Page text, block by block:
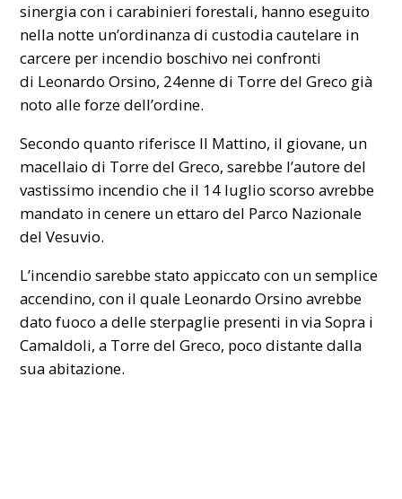
sinergia con i carabinieri forestali, hanno eseguito
nella notte un’ordinanza di custodia cautelare in
carcere per incendio boschivo nei confronti
di Leonardo Orsino, 24enne di Torre del Greco già
noto alle forze dell’ordine.
Secondo quanto riferisce Il Mattino, il giovane, un
macellaio di Torre del Greco, sarebbe l’autore del
vastissimo incendioche il 14 luglio scorso avrebbe
mandato in cenere un ettaro del Parco Nazionale
del Vesuvio.
L’incendio sarebbe stato appiccato con un semplice
accendino, con il quale Leonardo Orsino avrebbe
dato fuoco a delle sterpaglie presenti in via Sopra i
Camaldoli, a Torre del Greco, poco distante dalla
sua abitazione.